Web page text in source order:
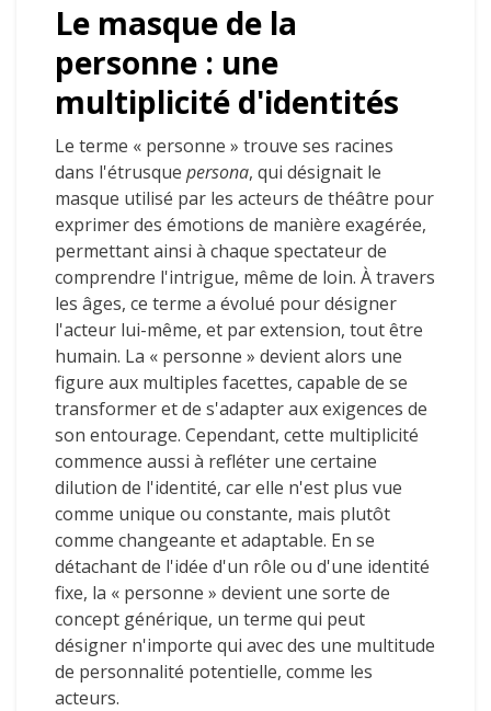
Le masque de la
personne : une
multiplicité d'identités
Le terme « personne » trouve ses racines
dans l'étrusque persona, qui désignait le
masque utilisé par les acteurs de théâtre pour
exprimer des émotions de manière exagérée,
permettant ainsi à chaque spectateur de
comprendre l'intrigue, même de loin. À travers
les âges, ce terme a évolué pour désigner
l'acteur lui-même, et par extension, tout être
humain. La « personne » devient alors une
figure aux multiples facettes, capable de se
transformer et de s'adapter aux exigences de
son entourage. Cependant, cette multiplicité
commence aussi à refléter une certaine
dilution de l'identité, car elle n'est plus vue
comme unique ou constante, mais plutôt
comme changeante et adaptable. En se
détachant de l'idée d'un rôle ou d'une identité
fixe, la « personne » devient une sorte de
concept générique, un terme qui peut
désigner n'importe qui avec des une multitude
de personnalité potentielle, comme les
acteurs.